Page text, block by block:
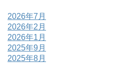
2026年7月
2026年2月
2026年1月
2025年9月
2025年8月